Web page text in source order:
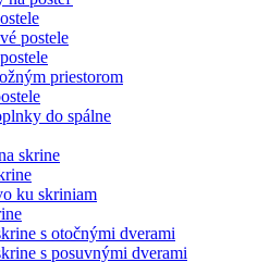
postele
priestorom
do spálne
skrine
ku skriniam
s otočnými dverami
s posuvnými dverami